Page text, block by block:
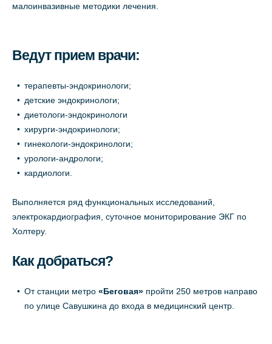
малоинвазивные методики лечения.
Ведут прием врачи:
терапевты-эндокринологи;
детские эндокринологи;
диетологи-эндокринологи
хирурги-эндокринологи;
гинекологи-эндокринологи;
урологи-андрологи;
кардиологи.
Выполняется ряд функциональных исследований,
электрокардиография, суточное мониторирование ЭКГ по
Холтеру.
Как добраться?
От станции метро «Беговая» пройти 250 метров направо
по улице Савушкина до входа в медицинский центр.